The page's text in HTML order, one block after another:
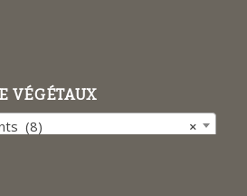
VÉGÉTAUX
×
(8)